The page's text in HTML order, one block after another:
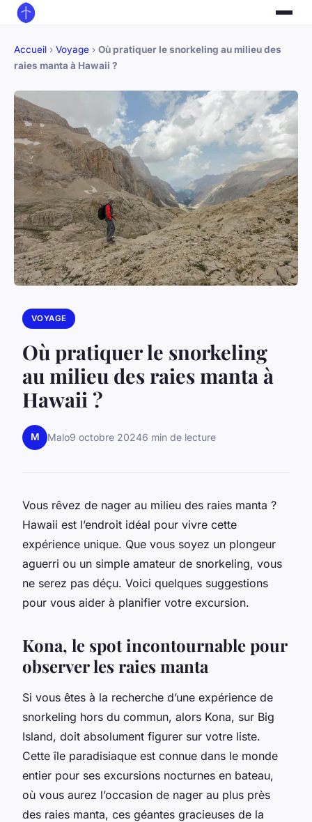
Accueil › Voyage › Où pratiquer le snorkeling au milieu des
raies manta à Hawaii ?
VOYAGE
Où pratiquer le snorkeling
au milieu des raies manta à
Hawaii ?
M Malo9 octobre 20246 min de lecture
Vous rêvez de nager au milieu des raies manta ?
Hawaii est l’endroit idéal pour vivre cette
expérience unique. Que vous soyez un plongeur
aguerri ou un simple amateur de snorkeling, vous
ne serez pas déçu. Voici quelques suggestions
pour vous aider à planifier votre excursion.
Kona, le spot incontournable pour
observer les raies manta
Si vous êtes à la recherche d’une expérience de
snorkeling hors du commun, alors Kona, sur Big
Island, doit absolument figurer sur votre liste.
Cette île paradisiaque est connue dans le monde
entier pour ses excursions nocturnes en bateau,
où vous aurez l’occasion de nager au plus près
des raies manta, ces géantes gracieuses de la